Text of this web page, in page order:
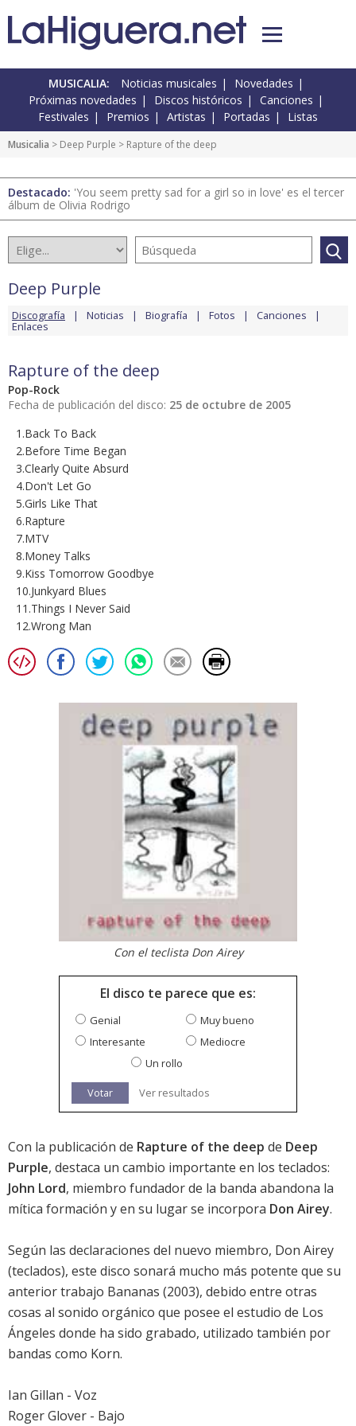
MUSICALIA: Noticias musicales
Novedades
Próximas novedades
Discos históricos
Canciones
Festivales
Premios Artistas Portadas Listas
Musicalia > Deep Purple > Rapture of the deep
Destacado: 'You seem pretty sad for a girl so in love' es el tercer
álbum de Olivia Rodrigo
Deep Purple
Discografía Noticias Biografía Fotos Canciones
Enlaces
Rapture of the deep
Pop-Rock
Fecha de publicación del disco: 25 de octubre de 2005
1.Back To Back
2.Before Time Began
3.Clearly Quite Absurd
4.Don't Let Go
5.Girls Like That
6.Rapture
7.MTV
8.Money Talks
9.Kiss Tomorrow Goodbye
10.Junkyard Blues
11.Things I Never Said
12.Wrong Man
Con el teclista Don Airey
El disco te parece que es:
Genial
Muy bueno
Interesante
Mediocre
Un rollo
Votar Ver resultados
Con la publicación de Rapture of the deep de Deep
Purple, destaca un cambio importante en los teclados:
John Lord, miembro fundador de la banda abandona la
mítica formación y en su lugar se incorpora Don Airey.
Según las declaraciones del nuevo miembro, Don Airey
(teclados), este disco sonará mucho más potente que su
anterior trabajo Bananas (2003), debido entre otras
cosas al sonido orgánico que posee el estudio de Los
Ángeles donde ha sido grabado, utilizado también por
bandas como Korn.
Ian Gillan - Voz
Roger Glover - Bajo